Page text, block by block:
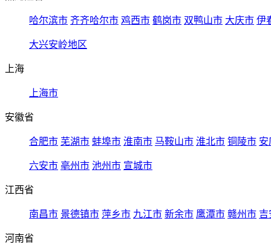
哈尔滨市 齐齐哈尔市 鸡西市 鹤岗市 双鸭山市 大庆市 伊
大兴安岭地区
上海
上海市
安徽省
合肥市 芜湖市 蚌埠市 淮南市 马鞍山市 淮北市 铜陵市 安
六安市 亳州市 池州市 宣城市
江西省
南昌市 景德镇市 萍乡市 九江市 新余市 鹰潭市 赣州市 吉
河南省